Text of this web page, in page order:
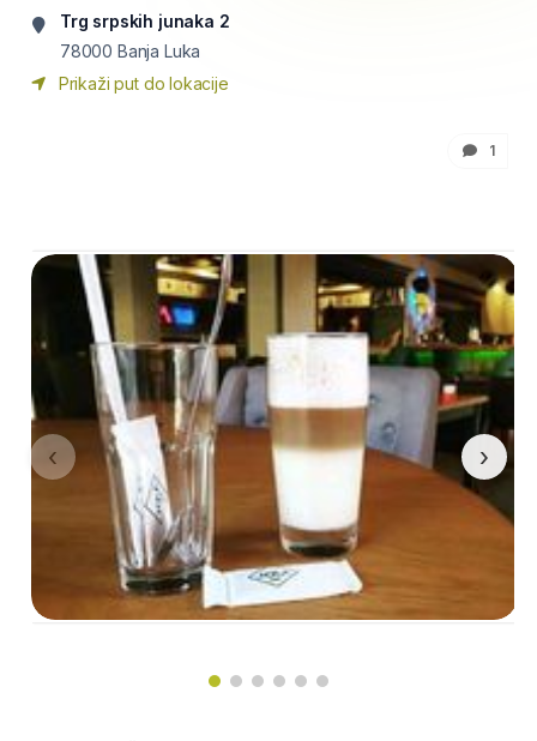
Trg srpskih junaka 2
78000 Banja Luka
Prikaži put do lokacije
1
‹ ›